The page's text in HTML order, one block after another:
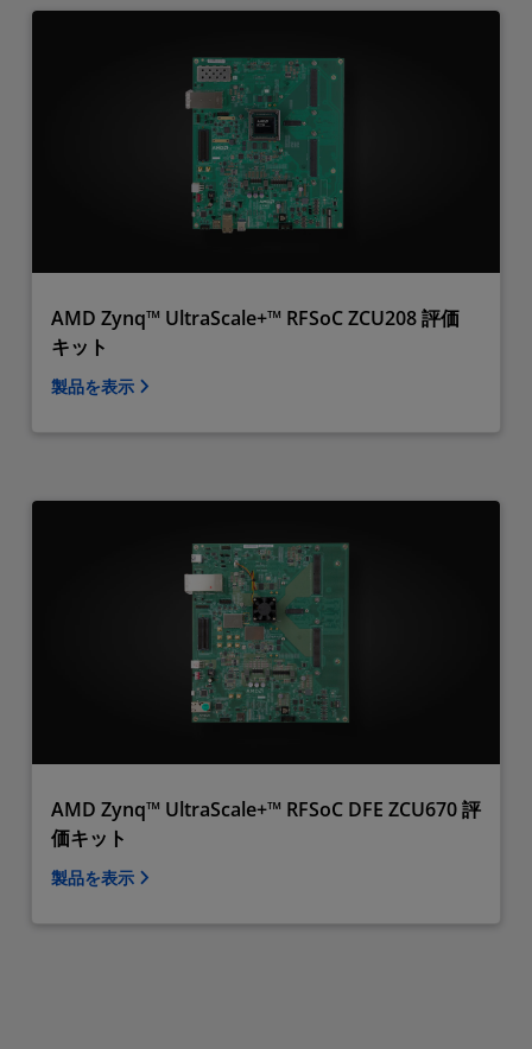
AMD Zynq™ UltraScale+™ RFSoC ZCU208 評価
キット
製品を表示
AMD Zynq™ UltraScale+™ RFSoC DFE ZCU670 評
価キット
製品を表示